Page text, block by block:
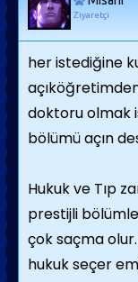
Ziyaretçi
her istediğine
doktoru olmak
bölümü açın
Hukuk ve Tıp
prestijli
çok saçma
hukuk seçer